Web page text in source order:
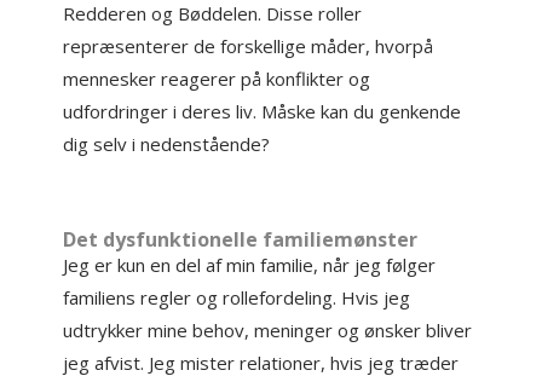
Redderen og Bøddelen. Disse roller
repræsenterer de forskellige måder, hvorpå
mennesker reagerer på konflikter og
udfordringer i deres liv. Måske kan du genkende
dig selv i nedenstående?
Det dysfunktionelle familiemønster
Jeg er kun en del af min familie, når jeg følger
familiens regler og rollefordeling. Hvis jeg
udtrykker mine behov, meninger og ønsker bliver
jeg afvist. Jeg mister relationer, hvis jeg træder